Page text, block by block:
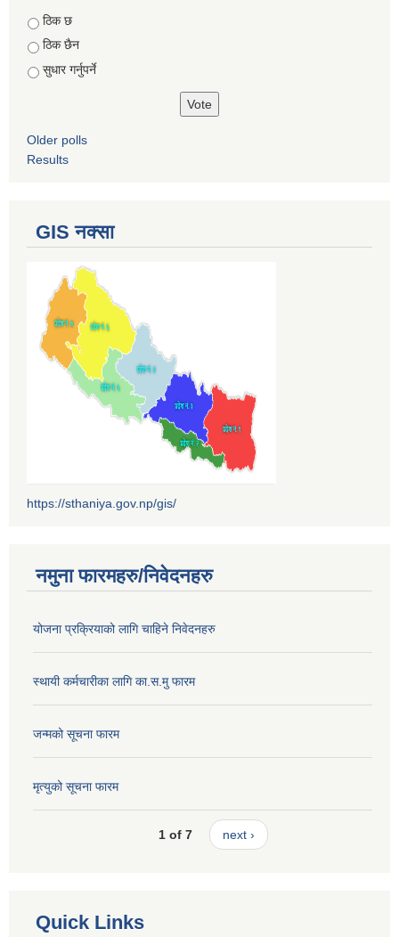
Choices
ठिक छ
ठिक छैन
सुधार गर्नुपर्ने
Older polls
Results
GIS नक्सा
https://sthaniya.gov.np/gis/
नमुना फारमहरु/निवेदनहरु
योजना प्रक्रियाको लागि चाहिने निवेदनहरु
स्थायी कर्मचारीका लागि का.स.मु फारम
जन्मको सूचना फारम
मृत्युको सूचना फारम
1 of 7 next ›
Quick Links